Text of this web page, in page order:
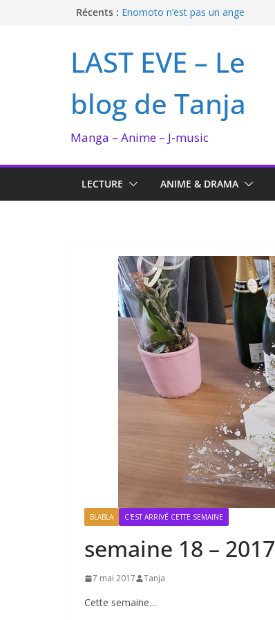
Récents : Enomoto n’est pas un ange
Ma collection BANANA FISH
I’m not in love de Zeniko Sumiya
LAST EVE – Le
blog de Tanja
Manga – Anime – J-music
LECTURE ANIME & DRAMA
BLABLA C'EST ARRIVÉ CETTE SEMAINE
semaine 18 – 2017
7 mai 2017 Tanja
Cette semaine…